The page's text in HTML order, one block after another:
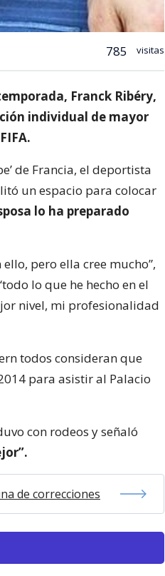
785 visitas
Franck Ribéry,
individual de mayor
de Francia, el deportista
un espacio para colocar
lo ha preparado
pero ella cree mucho”,
lo que he hecho en el
nivel, mi profesionalidad
todos consideran que
para asistir al Palacio
con rodeos y señaló
de correcciones